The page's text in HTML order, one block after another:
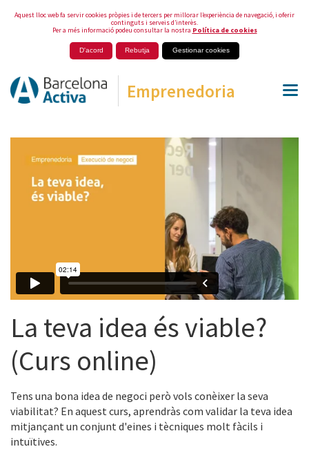
Aquest lloc web fa servir cookies pròpies i de tercers per millorar l’experiència de navegació, i oferir
continguts i serveis d’interès.
Per a més informació podeu consultar la nostra Política de cookies
D'acord Rebutja Gestionar cookies
Emprenedoria
La teva idea és viable?
(Curs online)
Tens una bona idea de negoci però vols conèixer la seva
viabilitat? En aquest curs, aprendràs com validar la teva idea
mitjançant un conjunt d'eines i tècniques molt fàcils i
intuïtives.